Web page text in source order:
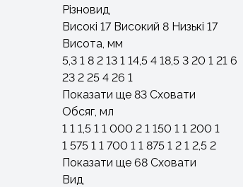
Різновид
Високі 17 Високий 8 Низькі 17
Висота, мм
5,3 1 8 2 13 1 14,5 4 18,5 3 20 1 21 6
23 2 25 4 26 1
Показати ще 83 Сховати
Обсяг, мл
1 1 1,5 1 1 000 2 1 150 1 1 200 1
1 575 1 1 700 1 1 875 1 2 1 2,5 2
Показати ще 68 Сховати
Вид